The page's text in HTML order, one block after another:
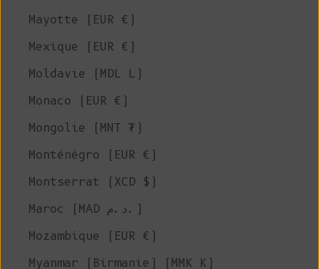
Mayotte (EUR €)
Mexique (EUR €)
Moldavie (MDL L)
Monaco (EUR €)
Mongolie (MNT ₮)
Monténégro (EUR €)
Montserrat (XCD $)
Maroc (MAD د.م.)
Mozambique (EUR €)
Myanmar (Birmanie) (MMK K)